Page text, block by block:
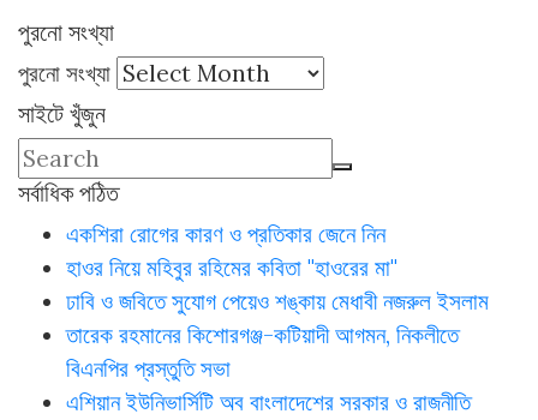
পুরনো সংখ্যা
পুরনো সংখ্যা
সাইটে খুঁজুন
সর্বাধিক পঠিত
একশিরা রোগের কারণ ও প্রতিকার জেনে নিন
হাওর নিয়ে মহিবুর রহিমের কবিতা "হাওরের মা"
ঢাবি ও জবিতে সুযোগ পেয়েও শঙ্কায় মেধাবী নজরুল ইসলাম
তারেক রহমানের কিশোরগঞ্জ-কটিয়াদী আগমন, নিকলীতে
বিএনপির প্রস্তুতি সভা
এশিয়ান ইউনিভার্সিটি অব বাংলাদেশের সরকার ও রাজনীতি